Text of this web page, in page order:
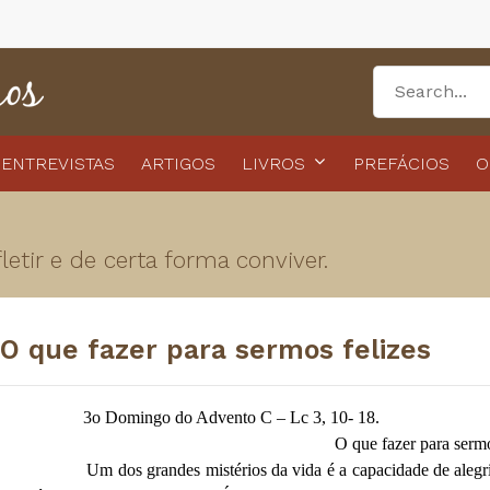
ENTREVISTAS ARTIGOS LIVROS PREFÁCIOS
e de certa forma conviver.
O que fazer para sermos felizes
3o Domingo do Advento C – Lc 3, 10- 18.
O que fazer para
Um dos grandes mistérios da vida é a capacidade de alegria